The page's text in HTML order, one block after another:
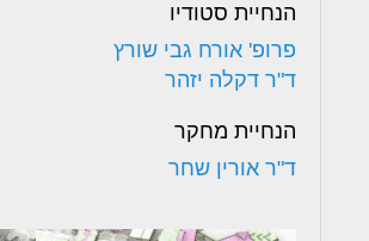
הנחיית סטודיו
פרופ' אורח גבי שורץ
ד"ר דקלה יזהר
הנחיית מחקר
ד"ר אורין שחר